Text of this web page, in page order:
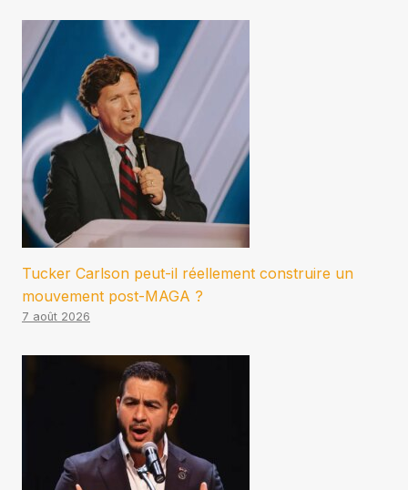
Tucker Carlson peut-il réellement construire un
mouvement post-MAGA ?
7 août 2026